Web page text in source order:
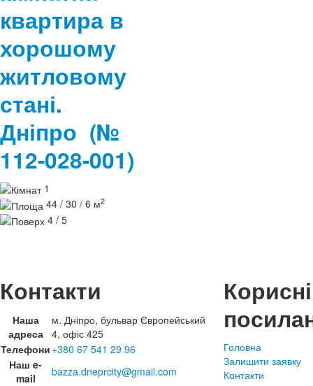
квартира в
хорошому
житловому
стані.
Дніпро (№
112-028-001)
1
44 / 30 / 6 м2
4 / 5
Контакти
Наша
адреса
м. Дніпро, бульвар Європейський
4, офіс 425
Телефони +380 67 541 29 96
Наш e-
mail
bazza.dneprcity@gmail.com
Корисні
Головна
Залишити заявку
Контакти